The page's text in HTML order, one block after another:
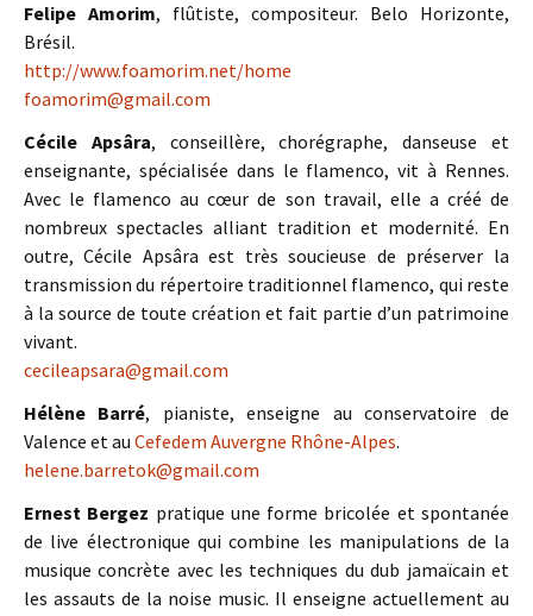
Felipe Amorim, flûtiste, compositeur. Belo Horizonte,
Brésil.
http://www.foamorim.net/home
foamorim@gmail.com
Cécile Apsâra, conseillère, chorégraphe, danseuse et
enseignante, spécialisée dans le flamenco, vit à Rennes.
Avec le flamenco au cœur de son travail, elle a créé de
nombreux spectacles alliant tradition et modernité. En
outre, Cécile Apsâra est très soucieuse de préserver la
transmission du répertoire traditionnel flamenco, qui reste
à la source de toute création et fait partie d’un patrimoine
vivant.
cecileapsara@gmail.com
Hélène Barré, pianiste, enseigne au conservatoire de
Valence et au Cefedem Auvergne Rhône-Alpes.
helene.barretok@gmail.com
Ernest Bergez pratique une forme bricolée et spontanée
de live électronique qui combine les manipulations de la
musique concrète avec les techniques du dub jamaïcain et
les assauts de la noise music. Il enseigne actuellement au